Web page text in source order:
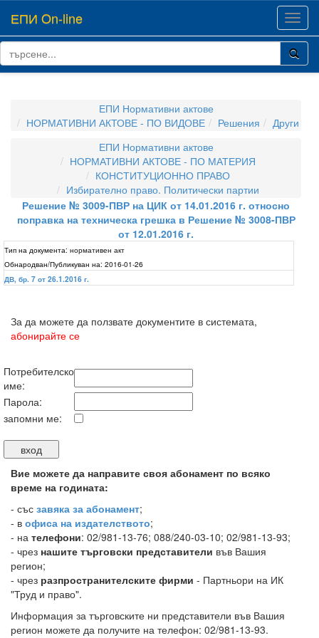
ЕПИ On-line
ЕПИ Нормативни актове
НОРМАТИВНИ АКТОВЕ - ПО ВИДОВЕ
Решения
Други
ЕПИ Нормативни актове
НОРМАТИВНИ АКТОВЕ - ПО МАТЕРИЯ
КОНСТИТУЦИОННО ПРАВО
Избирателно право. Политически партии
Решение № 3009-ПВР на ЦИК от 14.01.2016 г. относно
поправка на техническа грешка в Решение № 3008-ПВР
от 12.01.2016 г.
Тип на документа: нормативен акт
Обнародван/Публикуван на: 2016-01-26
ДВ, бр. 7 от 26.1.2016 г.
За да можете да ползвате документите в системата,
абонирайте се
Потребителско
име:
Парола:
запомни ме:
Вие можете да направите своя абонамент по всяко
време на годината:
- със завяка за абонамент;
- в офиса на издателството;
- на телефони: 02/981-13-76; 088/240-03-10; 02/981-13-93;
- чрез нашите търговски представители във Вашия
регион;
- чрез разпространителските фирми - Партньори на ИК
"Труд и право".
Информация за търговските ни представители във Вашия
регион можете да получите на телефон: 02/981-13-93.